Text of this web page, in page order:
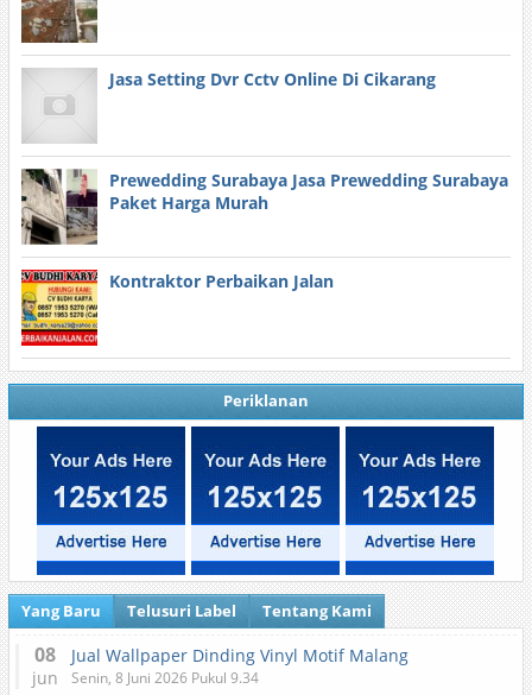
Jasa Setting Dvr Cctv Online Di Cikarang
Prewedding Surabaya Jasa Prewedding Surabaya
Paket Harga Murah
Kontraktor Perbaikan Jalan
Periklanan
Yang Baru Telusuri Label Tentang Kami
08
jun
Jual Wallpaper Dinding Vinyl Motif Malang
Senin, 8 Juni 2026 Pukul 9.34